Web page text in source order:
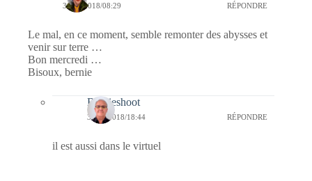
31/01/2018/08:29 RÉPONDRE
Le mal, en ce moment, semble remonter des abysses et
venir sur terre …
Bon mercredi …
Bisoux, bernie
Bernieshoot
31/01/2018/18:44 RÉPONDRE
il est aussi dans le virtuel